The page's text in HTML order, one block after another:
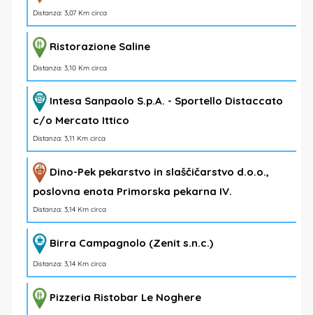
Distanza: 3,07 Km circa
Ristorazione Saline
Distanza: 3,10 Km circa
Intesa Sanpaolo S.p.A. - Sportello Distaccato
c/o Mercato Ittico
Distanza: 3,11 Km circa
Dino-Pek pekarstvo in slaščičarstvo d.o.o.,
poslovna enota Primorska pekarna IV.
Distanza: 3,14 Km circa
Birra Campagnolo (Zenit s.n.c.)
Distanza: 3,14 Km circa
Pizzeria Ristobar Le Noghere